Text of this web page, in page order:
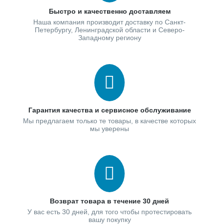
Быстро и качественно доставляем
Наша компания производит доставку по Санкт-
Петербургу, Ленинградской области и Северо-
Западному региону
Гарантия качества и сервисное обслуживание
Мы предлагаем только те товары, в качестве которых
мы уверены
Возврат товара в течение 30 дней
У вас есть 30 дней, для того чтобы протестировать
вашу покупку